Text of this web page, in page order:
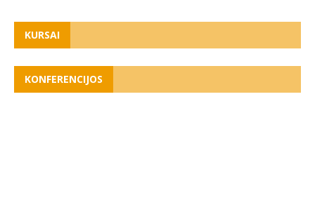
KURSAI
KONFERENCIJOS